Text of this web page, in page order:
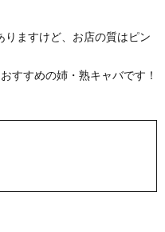
ますけど、お店の質はピン
すすめの姉・熟キャバです！